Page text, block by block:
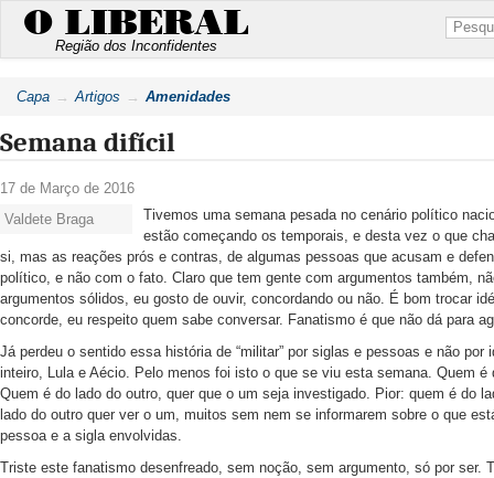
O LIBERAL
Região dos Inconfidentes
Capa Artigos Amenidades
Semana difícil
17 de Março de 2016
Valdete Braga
Tivemos uma semana pesada no cenário político
estão começando os temporais, e desta vez o que
si, mas as reações prós e contras, de algumas pessoas que acusam e
político, e não com o fato. Claro que tem gente com argumentos também,
argumentos sólidos, eu gosto de ouvir, concordando ou não. É bom trocar
concorde, eu respeito quem sabe conversar. Fanatismo é que não dá para
Já perdeu o sentido essa história de “militar” por siglas e pessoas e não
inteiro, Lula e Aécio. Pelo menos foi isto o que se viu esta semana. Quem
Quem é do lado do outro, quer que o um seja investigado. Pior: quem é do
lado do outro quer ver o um, muitos sem nem se informarem sobre o que
pessoa e a sigla envolvidas.
Triste este fanatismo desenfreado, sem noção, sem argumento, só por ser.